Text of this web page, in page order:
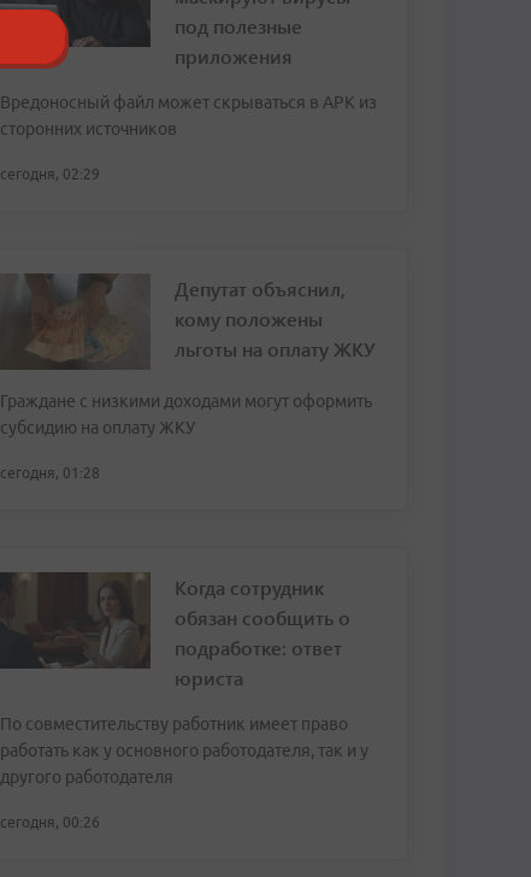
под полезные
приложения
Вредоносный файл может скрываться в APK из
сторонних источников
сегодня, 02:29
Депутат объяснил,
кому положены
льготы на оплату ЖКУ
Граждане с низкими доходами могут оформить
субсидию на оплату ЖКУ
сегодня, 01:28
Когда сотрудник
обязан сообщить о
подработке: ответ
юриста
По совместительству работник имеет право
работать как у основного работодателя, так и у
другого работодателя
сегодня, 00:26